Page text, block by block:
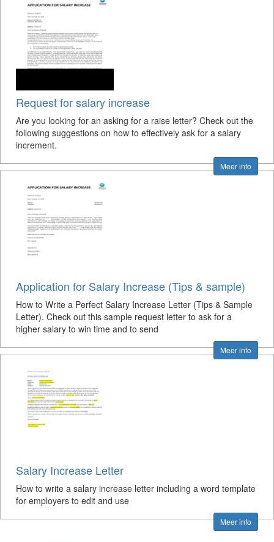
Request for salary increase
Are you looking for an asking for a raise letter? Check out the
following suggestions on how to effectively ask for a salary
increment.
Meer info
Application for Salary Increase (Tips & sample)
How to Write a Perfect Salary Increase Letter (Tips & Sample
Letter). Check out this sample request letter to ask for a
higher salary to win time and to send
Meer info
Salary Increase Letter
How to write a salary increase letter including a word template
for employers to edit and use
Meer info